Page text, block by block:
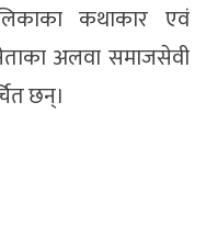
कथाकार एवं
अलवा समाजसेवी
छन्।